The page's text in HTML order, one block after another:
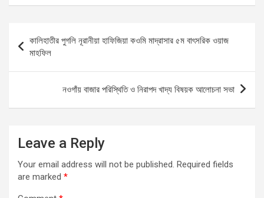
ce
b
o
o
ail at
s
A
p
p
se
n
g
er
ar
e
navigation
কালিহাতীর পুগলি নূরানীয়া হাফিজিয়া কওমি মাদ্রাসার ৫ম বাৎসরিক ওয়াজ
মাহফিল
নওগাঁয় বাজার পরিস্থিতি ও নিরাপদ খাদ্য বিষয়ক আলোচনা সভা
Leave a Reply
Your email address will not be published. Required fields
are marked *